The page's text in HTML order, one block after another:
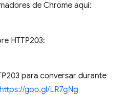
de Chrome aquí:
HTTP203:
para conversar durante
https://goo.gl/LR7gNg